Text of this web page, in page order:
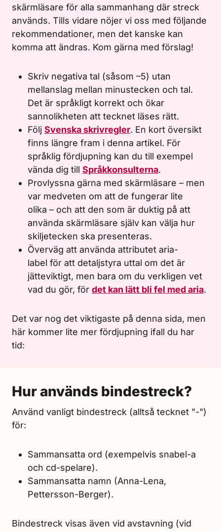
skärmläsare för alla sammanhang där streck
används. Tills vidare nöjer vi oss med följande
rekommendationer, men det kanske kan
komma att ändras. Kom gärna med förslag!
Skriv negativa tal (såsom –5) utan
mellanslag mellan minustecken och tal.
Det är språkligt korrekt och ökar
sannolikheten att tecknet läses rätt.
Följ Svenska skrivregler. En kort översikt
finns längre fram i denna artikel. För
språklig fördjupning kan du till exempel
vända dig till Språkkonsulterna.
Provlyssna gärna med skärmläsare – men
var medveten om att de fungerar lite
olika – och att den som är duktig på att
använda skärmläsare själv kan välja hur
skiljetecken ska presenteras.
Överväg att använda attributet aria-
label för att detaljstyra uttal om det är
jätteviktigt, men bara om du verkligen vet
vad du gör, för det kan lätt bli fel med aria.
Det var nog det viktigaste på denna sida, men
här kommer lite mer fördjupning ifall du har
tid:
Hur används bindestreck?
Använd vanligt bindestreck (alltså tecknet "-")
för:
Sammansatta ord (exempelvis snabel-a
och cd-spelare).
Sammansatta namn (Anna-Lena,
Pettersson-Berger).
Bindestreck visas även vid avstavning (vid